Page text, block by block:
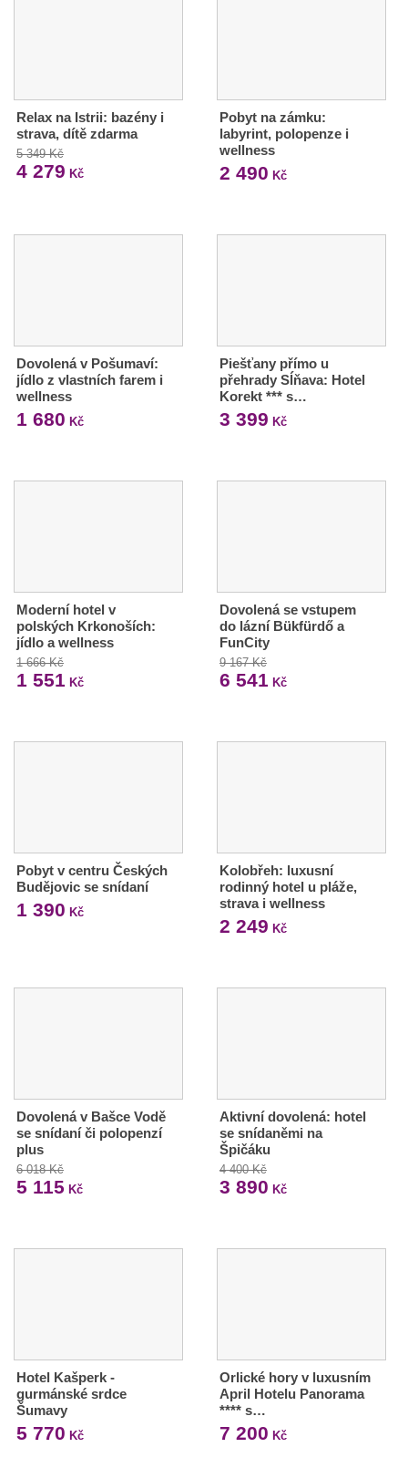
Relax na Istrii: bazény i
strava, dítě zdarma
5 349 Kč
4 279 Kč
Pobyt na zámku:
labyrint, polopenze i
wellness
2 490 Kč
Dovolená v Pošumaví:
jídlo z vlastních farem i
wellness
1 680 Kč
Piešťany přímo u
přehrady Sĺňava: Hotel
Korekt *** s…
3 399 Kč
Moderní hotel v
polských Krkonoších:
jídlo a wellness
1 666 Kč
1 551 Kč
Dovolená se vstupem
do lázní Bükfürdő a
FunCity
9 167 Kč
6 541 Kč
Pobyt v centru Českých
Budějovic se snídaní
1 390 Kč
Kolobřeh: luxusní
rodinný hotel u pláže,
strava i wellness
2 249 Kč
Dovolená v Bašce Vodě
se snídaní či polopenzí
plus
6 018 Kč
5 115 Kč
Aktivní dovolená: hotel
se snídaněmi na
Špičáku
4 400 Kč
3 890 Kč
Hotel Kašperk -
gurmánské srdce
Šumavy
5 770 Kč
Orlické hory v luxusním
April Hotelu Panorama
**** s…
7 200 Kč